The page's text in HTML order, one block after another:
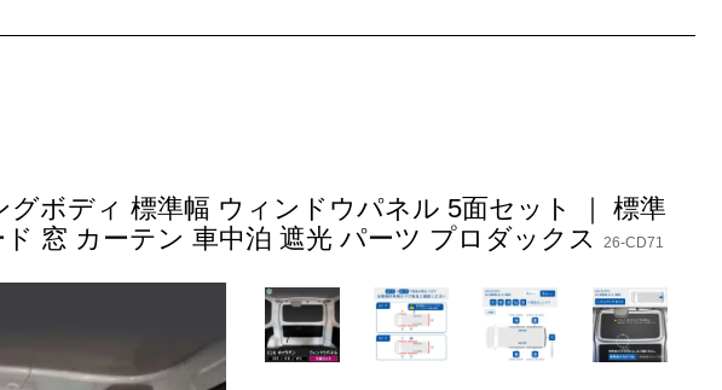
ボディ 標準幅 ウィンドウパネル 5面セット ｜ 標準
窓 カーテン 車中泊 遮光 パーツ プロダックス
26-CD71